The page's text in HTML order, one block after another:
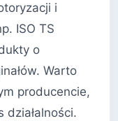
i
ISO TS
o
Warto
producencie,
działalności.